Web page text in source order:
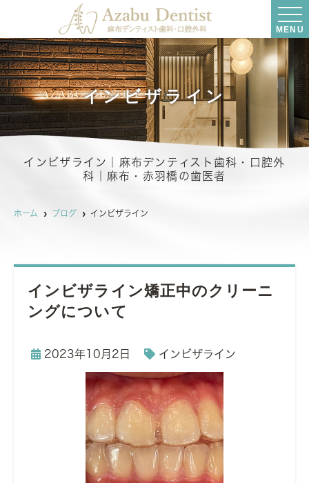
MENU
インビザライン
インビザライン｜麻布デンティスト歯科・口腔外
科｜麻布・赤羽橋の歯医者
ホーム ブログ インビザライン
インビザライン矯正中のクリーニ
ングについて
2023年10月2日 インビザライン